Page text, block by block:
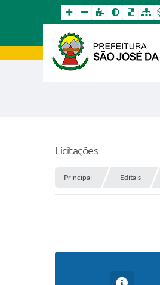
Licitações
Principal Editais